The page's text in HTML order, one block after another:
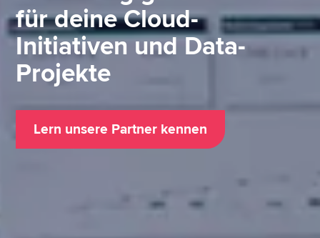
für deine Cloud-
Initiativen und Data-
Projekte
Lern unsere Partner kennen